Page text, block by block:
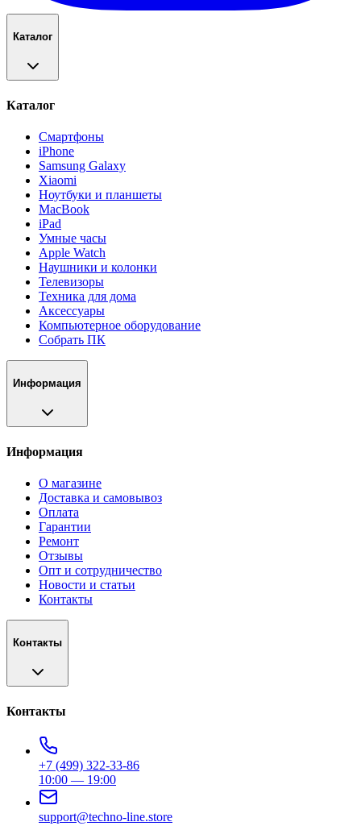
Каталог
Каталог
Смартфоны
iPhone
Samsung Galaxy
Xiaomi
Ноутбуки и планшеты
MacBook
iPad
Умные часы
Apple Watch
Наушники и колонки
Телевизоры
Техника для дома
Аксессуары
Компьютерное оборудование
Собрать ПК
Информация
Информация
О магазине
Доставка и самовывоз
Оплата
Гарантии
Ремонт
Отзывы
Опт и сотрудничество
Новости и статьи
Контакты
Контакты
Контакты
+7 (499) 322-33-86
10:00 — 19:00
support@techno-line.store